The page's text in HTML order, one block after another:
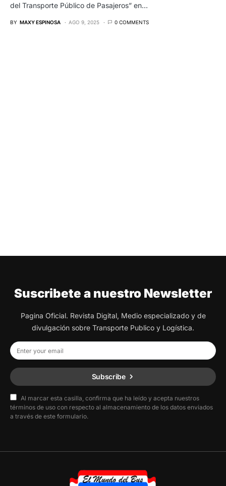
del Transporte Público de Pasajeros” en…
BY MAXY ESPINOSA AGO 9, 2025 0 COMMENTS
Suscribete a nuestro Newsletter
Pagina Oficial. Revista Digital, Medio especializado y de
divulgación sobre Transporte Publico y Logística.
Subscribe
Al marcar esta casilla, confirma que ha leído y acepta nuestros
términos de uso con respecto al almacenamiento de los datos enviados
a través de este formulario.